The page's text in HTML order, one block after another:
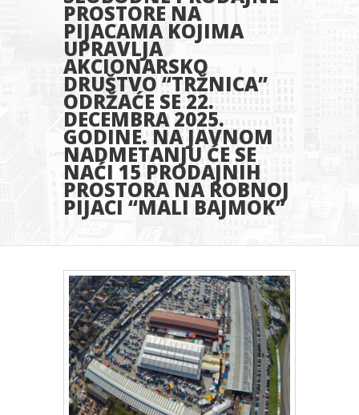
PROSTORE NA
PIJACAMA KOJIMA
UPRAVLJA
AKCIONARSKO
DRUŠTVO “TRŽNICA”
ODRŽAĆE SE 22.
DECEMBRA 2025.
GODINE. NA JAVNOM
NADMETANJU ĆE SE
NAĆI 15 PRODAJNIH
PROSTORA NA ROBNOJ
PIJACI “MALI BAJMOK”